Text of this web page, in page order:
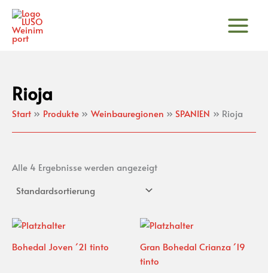
Zum
Inhalt
springen
Rioja
Start Produkte Weinbauregionen SPANIEN Rioja
Alle 4 Ergebnisse werden angezeigt
Bohedal Joven ´21 tinto
Gran Bohedal Crianza ´19
tinto